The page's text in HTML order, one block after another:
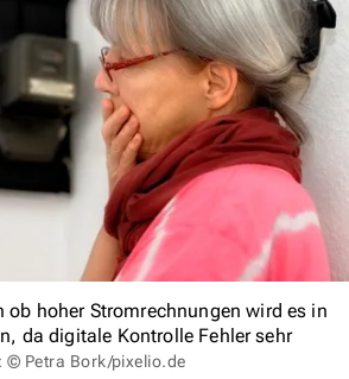
ob hoher Stromrechnungen wird es in
da digitale Kontrolle Fehler sehr
© Petra Bork/pixelio.de